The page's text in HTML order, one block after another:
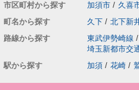
市区町村から探す 加須市 / 久喜
町名から探す
久下 / 北下新
路線から探す
東武伊勢崎線 /
埼玉新都市交
駅から探す
加須 / 花崎 /